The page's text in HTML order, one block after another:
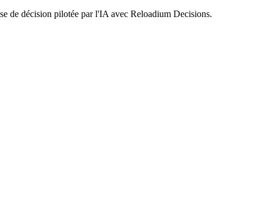
de décision pilotée par l'IA avec Reloadium Decisions.